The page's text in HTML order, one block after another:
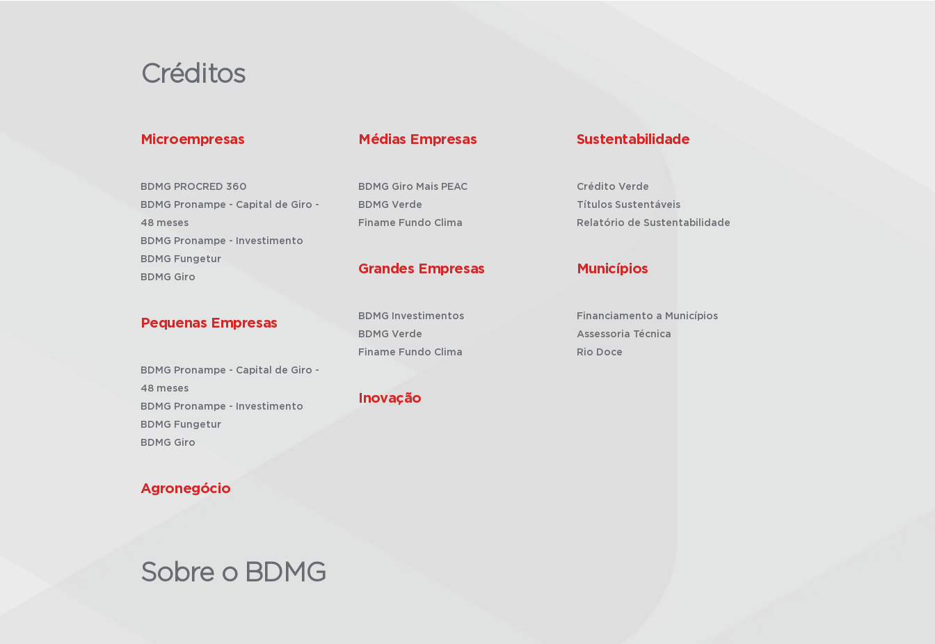
Créditos
Microempresas
BDMG PROCRED 360
BDMG Pronampe - Capital de Giro -
48 meses
BDMG Pronampe - Investimento
BDMG Fungetur
BDMG Giro
Pequenas Empresas
BDMG Pronampe - Capital de Giro -
48 meses
BDMG Pronampe - Investimento
BDMG Fungetur
BDMG Giro
Agronegócio
Médias Empresas
BDMG Giro Mais PEAC
BDMG Verde
Finame Fundo Clima
Grandes Empresas
BDMG Investimentos
BDMG Verde
Finame Fundo Clima
Inovação
Sustentabilidade
Crédito Verde
Títulos Sustentáveis
Relatório de Sustentabilidade
Municípios
Financiamento a Municípios
Assessoria Técnica
Rio Doce
Sobre o BDMG